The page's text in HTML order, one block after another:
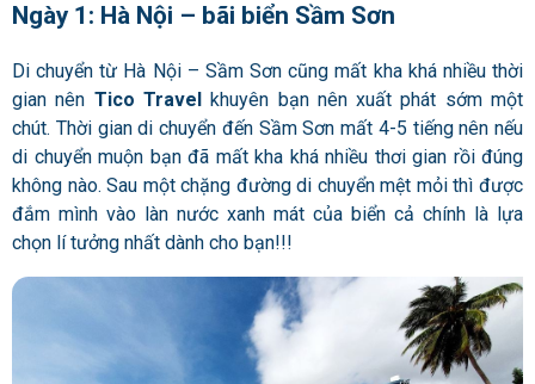
Ngày 1: Hà Nội – bãi biển Sầm Sơn
Di chuyển từ Hà Nội – Sầm Sơn cũng mất kha khá nhiều thời
gian nên Tico Travelkhuyên bạn nên xuất phát sớm một
chút. Thời gian di chuyển đến Sầm Sơn mất 4-5 tiếng nên nếu
di chuyển muộn bạn đã mất kha khá nhiều thơi gian rồi đúng
không nào. Sau một chặng đường di chuyển mệt mỏi thì được
đắm mình vào làn nước xanh mát của biển cả chính là lựa
chọn lí tưởng nhất dành cho bạn!!!